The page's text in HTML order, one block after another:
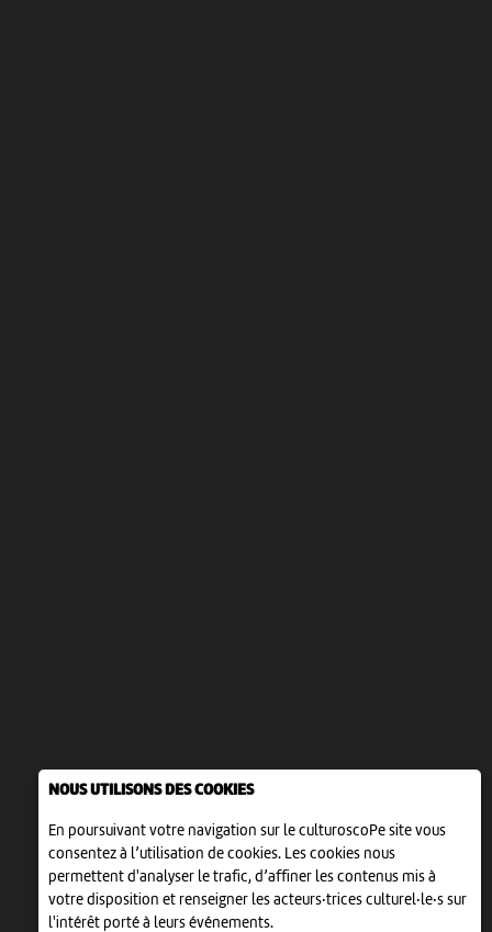
NOUS UTILISONS DES COOKIES
En poursuivant votre navigation sur le culturoscoPe site vous
consentez à l’utilisation de cookies. Les cookies nous
permettent d'analyser le trafic, d’affiner les contenus mis à
votre disposition et renseigner les acteurs·trices culturel·le·s sur
l'intérêt porté à leurs événements.